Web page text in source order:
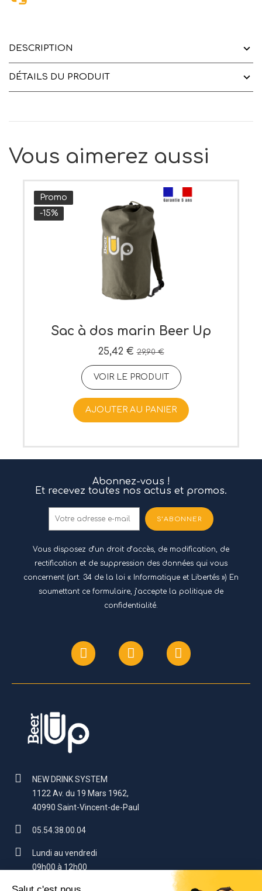
DESCRIPTION
DÉTAILS DU PRODUIT
Vous aimerez aussi
Promo
-15%
Sac à dos marin Beer Up
25,42 €29,90 €
VOIR LE PRODUIT
AJOUTER AU PANIER
Abonnez-vous !
Et recevez toutes nos actus et promos.
S’ABONNER
Vous disposez d’un droit d’accès, de modification, de
rectification et de suppression des données qui vous
concernent (art. 34 de la loi « Informatique et Libertés ») En
soumettant ce formulaire, j’accepte la politique de
confidentialité.
NEW DRINK SYSTEM
1122 Av. du 19 Mars 1962,
40990 Saint-Vincent-de-Paul
05.54.38.00.04
Lundi au vendredi
09h00 à 12h00